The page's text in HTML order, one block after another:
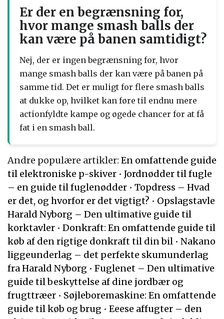
Er der en begrænsning for,
hvor mange smash balls der
kan være på banen samtidigt?
Nej, der er ingen begrænsning for, hvor
mange smash balls der kan være på banen på
samme tid. Det er muligt for flere smash balls
at dukke op, hvilket kan føre til endnu mere
actionfyldte kampe og øgede chancer for at få
fat i en smash ball.
Andre populære artikler: En omfattende guide
til elektroniske p-skiver • Jordnødder til fugle
– en guide til fuglenødder • Topdress – Hvad
er det, og hvorfor er det vigtigt? • Opslagstavle
Harald Nyborg – Den ultimative guide til
korktavler • Donkraft: En omfattende guide til
køb af den rigtige donkraft til din bil • Nakano
liggeunderlag – det perfekte skumunderlag
fra Harald Nyborg • Fuglenet – Den ultimative
guide til beskyttelse af dine jordbær og
frugttræer • Søjleboremaskine: En omfattende
guide til køb og brug • Eeese affugter – den